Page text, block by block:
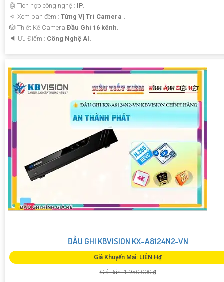
🤖️ Tích hợp công nghệ : IP.
🔅 Xem ban đêm : Từng Vị Trí Camera .
🎲 Thiết Kế Camera Đầu Ghi 16 kênh.
️🔈 Ưu Điểm : Công Nghệ AI.
ĐẦU GHI KBVISION KX-A8124N2-VN
Giá Khuyến Mại: LIÊN H₫
Giá Bán: 1,950,000 ₫